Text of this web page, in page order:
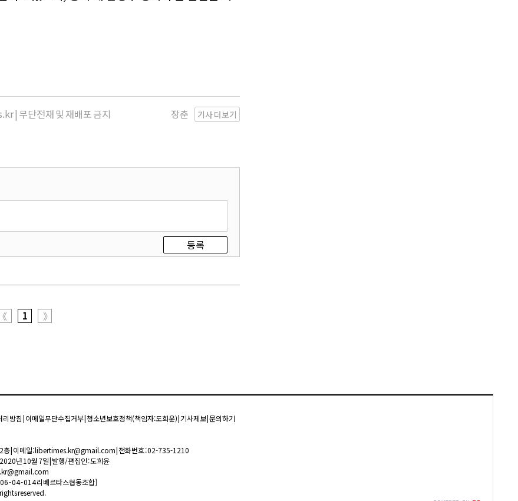
| 무단전재 및 재배포 금지 기사 더보기
장춘
등록
《 1 》
리방침|이메일무단수집거부|청소년보호정책(책임자:도희윤)|기사제보|문의하기
2층 | 이메일: libertimes.kr@gmail.com | 전화번호 : 02-735-1210
년 10월 7일 | 발행/편집인 : 도희윤
- 04 - 014 리베르타스협동조합]
reserved.